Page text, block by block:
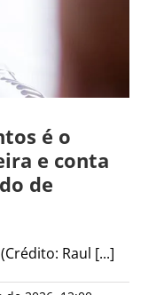
é o
e conta
de
Raul [...]